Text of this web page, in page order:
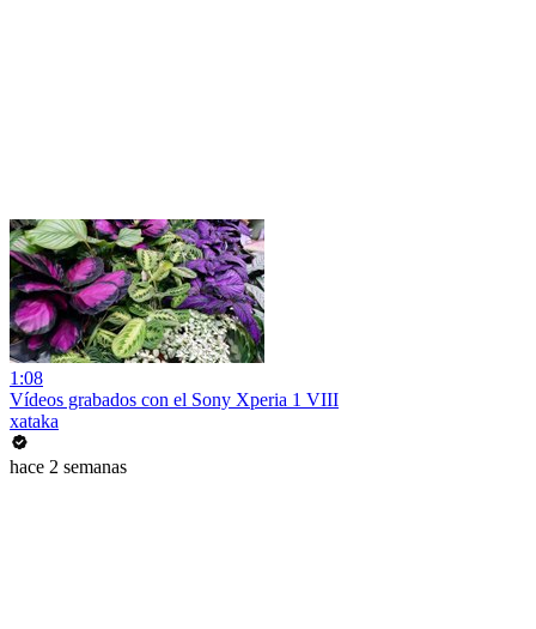
1:08
Vídeos grabados con el Sony Xperia 1 VIII
xataka
hace 2 semanas